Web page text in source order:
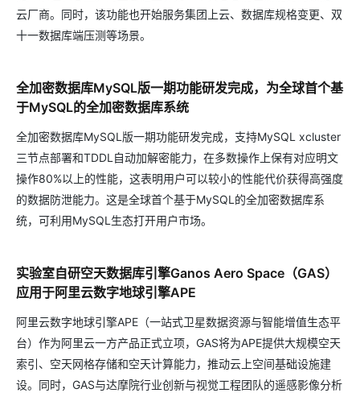
云厂商。同时，该功能也开始服务集团上云、数据库规格变更、双
十一数据库端压测等场景。
全加密数据库MySQL版一期功能研发完成，为全球首个基
于MySQL的全加密数据库系统
全加密数据库MySQL版一期功能研发完成，支持MySQL xcluster
三节点部署和TDDL自动加解密能力，在多数操作上保有对应明文
操作80%以上的性能，这表明用户可以较小的性能代价获得高强度
的数据防泄能力。这是全球首个基于MySQL的全加密数据库系
统，可利用MySQL生态打开用户市场。
实验室自研空天数据库引擎Ganos Aero Space（GAS）
应用于阿里云数字地球引擎APE
阿里云数字地球引擎APE（一站式卫星数据资源与智能增值生态平
台）作为阿里云一方产品正式立项，GAS将为APE提供大规模空天
索引、空天网格存储和空天计算能力，推动云上空间基础设施建
设。同时，GAS与达摩院行业创新与视觉工程团队的遥感影像分析